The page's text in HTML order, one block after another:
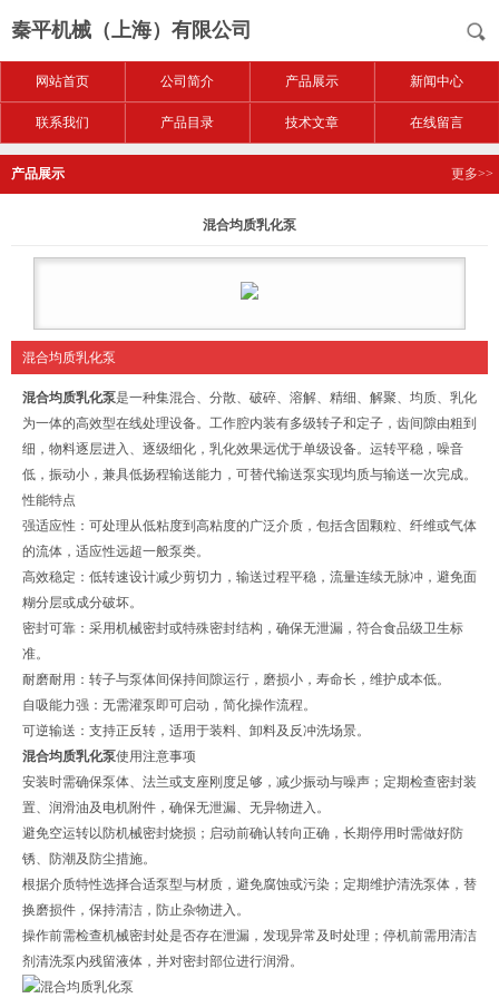
秦平机械（上海）有限公司
网站首页 公司简介 产品展示 新闻中心
联系我们 产品目录 技术文章 在线留言
产品展示 更多>>
混合均质乳化泵
混合均质乳化泵
混合均质乳化泵是一种集混合、分散、破碎、溶解、精细、解聚、均质、乳化
为一体的高效型在线处理设备。工作腔内装有多级转子和定子，齿间隙由粗到
细，物料逐层进入、逐级细化，乳化效果远优于单级设备。运转平稳，噪音
低，振动小，兼具低扬程输送能力，可替代输送泵实现均质与输送一次完成。
性能特点
强适应性：可处理从低粘度到高粘度的广泛介质，包括含固颗粒、纤维或气体
的流体，适应性远超一般泵类。
高效稳定：低转速设计减少剪切力，输送过程平稳，流量连续无脉冲，避免面
糊分层或成分破坏。
密封可靠：采用机械密封或特殊密封结构，确保无泄漏，符合食品级卫生标
准。
耐磨耐用：转子与泵体间保持间隙运行，磨损小，寿命长，维护成本低。
自吸能力强：无需灌泵即可启动，简化操作流程。
可逆输送：支持正反转，适用于装料、卸料及反冲洗场景。
混合均质乳化泵使用注意事项
安装时需确保泵体、法兰或支座刚度足够，减少振动与噪声；定期检查密封装
置、润滑油及电机附件，确保无泄漏、无异物进入。
避免空运转以防机械密封烧损；启动前确认转向正确，长期停用时需做好防
锈、防潮及防尘措施。
根据介质特性选择合适泵型与材质，避免腐蚀或污染；定期维护清洗泵体，替
换磨损件，保持清洁，防止杂物进入。
操作前需检查机械密封处是否存在泄漏，发现异常及时处理；停机前需用清洁
剂清洗泵内残留液体，并对密封部位进行润滑。